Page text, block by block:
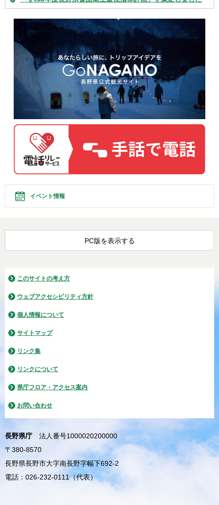
イベント情報
PC版を表示する
このサイトの考え方
ウェブアクセシビリティ方針
個人情報について
サイトマップ
リンク集
リンクについて
県庁フロア・アクセス案内
お問い合わせ
長野県庁
法人番号1000020200000
〒380-8570
長野県長野市大字南長野字幅下692-2
電話：026-232-0111（代表）